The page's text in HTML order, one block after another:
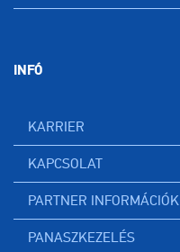
INFÓ
KARRIER
KAPCSOLAT
PARTNER INFORMÁCIÓK
PANASZKEZELÉS